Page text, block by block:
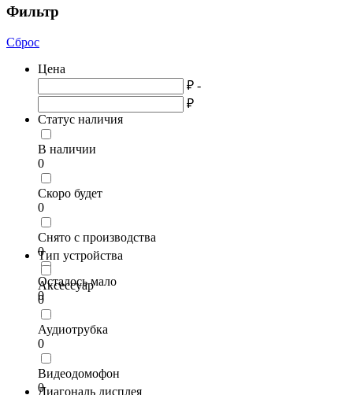
Фильтр
Сброс
Цена
₽ -
₽
Статус наличия
В наличии
0
Скоро будет
0
Снято с производства
0
Осталось мало
0
Тип устройства
Аксессуар
0
Аудиотрубка
0
Видеодомофон
0
Диагональ дисплея